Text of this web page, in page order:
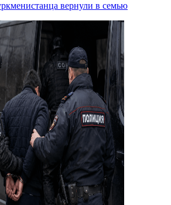
вернули в семью